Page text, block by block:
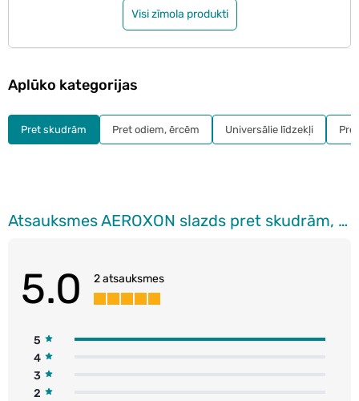
Visi zīmola produkti
Atsauksmes AEROXON slazds pret skudrām, 8g
5.0 2 atsauksmes
5
4
3
2
Aplūko kategorijas
Pret skudrām Pret odiem, ērcēm Universālie līdzekļi